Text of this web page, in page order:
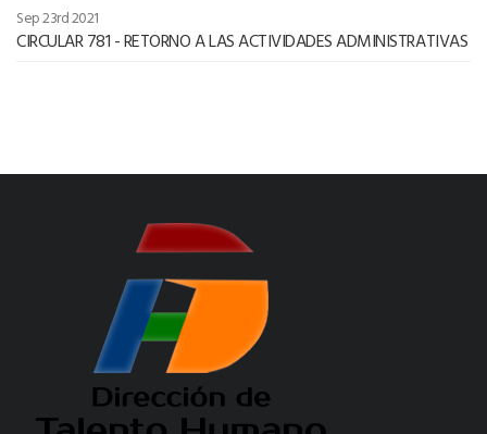
Sep 23rd 2021
CIRCULAR 781 - RETORNO A LAS ACTIVIDADES ADMINISTRATIVAS